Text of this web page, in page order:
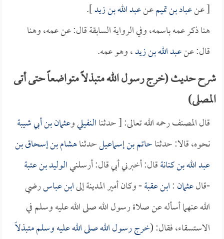
[ عنعباد بن تميمعنعبد الله بن زيد].
هنا ذكر عمه باسمه، وفي الرواية السابقة قال: عن عمه، وهنا
قال: عنعبد الله بن زيد، وهو عمه.
شرح حديث (خرج رسول الله متبذلاً متواضعاً حتى أتى
المصلى)
قال المصنف رحمه الله تعالى: [ حدثناالنفيليوعثمان بن أبي شيبة
نحوه، قالا: حدثناحاتم بن إسماعيلحدثناهشام بن إسحاق بن
عبد الله بن كنانةقال: أخبرني أبي قال: أرسلنيالوليد بن عتبة
-قالعثمان:ابن عقبة- وكان أمير المدينة إلىابن عباسرضي
الله عنهما أسأله عن صلاة رسول الله صلى الله عليه وسلم في
الاستسقاء، فقال: (خرج رسول الله صلى الله عليه وسلم متبذلاً